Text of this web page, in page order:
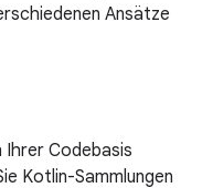
Ansätze
Ihrer Codebasis
Kotlin-Sammlungen